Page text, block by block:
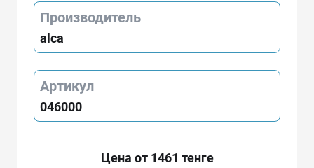
Производитель
alca
Артикул
046000
Цена от 1461 тенге